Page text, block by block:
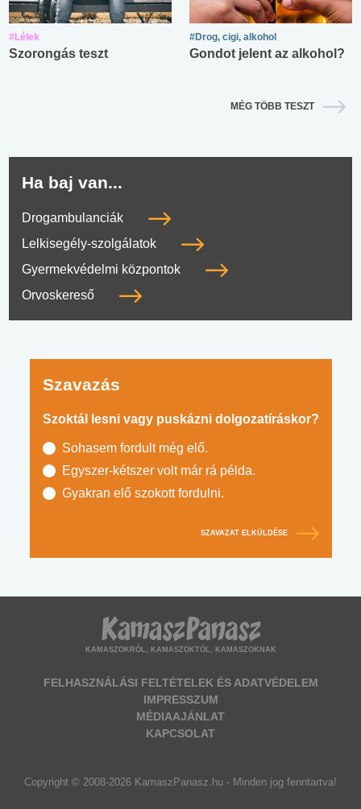
#Lélek
Szorongás teszt
#Drog, cigi, alkohol
Gondot jelent az alkohol?
MÉG TÖBB TESZT
Ha baj van...
Drogambulanciák
Lelkisegély-szolgálatok
Gyermekvédelmi központok
Orvoskereső
Szavazás
Szoktál lesni vagy puskázni dolgozatíráskor?
Sohasem fordult még elő.
Egyszer-kétszer volt már rá példa.
Gyakran elő szokott fordulni.
SZAVAZAT ELKÜLDÉSE
KAMASZOKRÓL, KAMASZOKTÓL, KAMASZOKNAK
FELHASZNÁLÁSI FELTÉTELEK ÉS ADATVÉDELEM
IMPRESSZUM
MÉDIAAJÁNLAT
KAPCSOLAT
Copyright © 2008-2026 KamaszPanasz.hu - Minden jog fenntartva!